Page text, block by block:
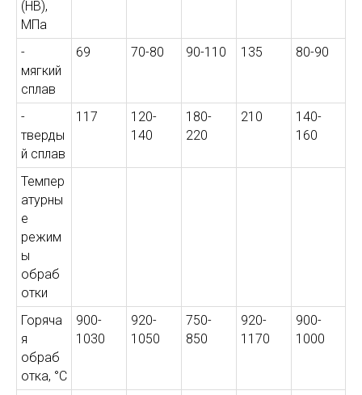
(HB),
МПа
-
мягкий
сплав
69 70-80 90-110 135 80-90
-
тверды
й сплав
117
120-
140
180-
220
210
140-
160
Темпер
атурны
е
режим
ы
обраб
отки
Горяча
я
обраб
отка, °С
900-
1030
920-
1050
750-
850
920-
1170
900-
1000